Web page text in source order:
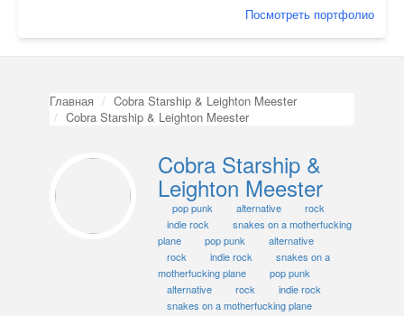
Посмотреть портфолио
Главная
Cobra Starship & Leighton Meester
Cobra Starship & Leighton Meester
Cobra Starship &
Leighton Meester
pop punk alternative
rock
indie rock
snakes on a motherfucking
plane
pop punk
alternative
rock
indie rock
snakes on a
motherfucking plane
pop punk
alternative
rock
indie rock
snakes on a motherfucking plane